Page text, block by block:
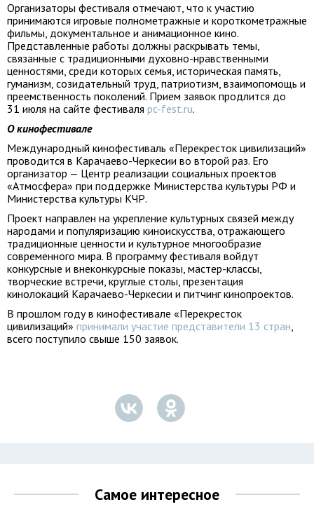
Организаторы фестиваля отмечают, что к участию
принимаются игровые полнометражные и короткометражные
фильмы, документальное и анимационное кино.
Представленные работы должны раскрывать темы,
связанные с традиционными духовно-нравственными
ценностями, среди которых семья, историческая память,
гуманизм, созидательный труд, патриотизм, взаимопомощь и
преемственность поколений. Прием заявок продлится до
31 июля на сайте фестиваля pc-fest.ru.
О кинофестивале
Международный кинофестиваль «Перекресток цивилизаций»
проводится в Карачаево-Черкесии во второй раз. Его
организатор — Центр реализации социальных проектов
«Атмосфера» при поддержке Министерства культуры РФ и
Министерства культуры КЧР.
Проект направлен на укрепление культурных связей между
народами и популяризацию киноискусства, отражающего
традиционные ценности и культурное многообразие
современного мира. В программу фестиваля войдут
конкурсные и внеконкурсные показы, мастер-классы,
творческие встречи, круглые столы, презентация
кинолокаций Карачаево-Черкесии и питчинг кинопроектов.
В прошлом году в кинофестивале «Перекресток
цивилизаций» принимали участие представители 13 стран,
всего поступило свыше 150 заявок.
Самое интересное